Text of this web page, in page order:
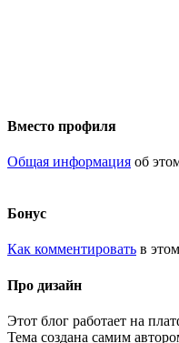
Вместо профиля
Общая информация об
Бонус
Как комментировать в
Про дизайн
Этот блог работает на
Тема создана самим